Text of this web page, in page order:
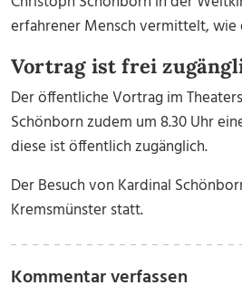
erfahrener Mensch vermittelt, wie
Vortrag ist frei
Der öffentliche Vortrag im
Schönborn zudem um 8.30 Uhr
diese ist öffentlich zugänglich.
Der Besuch von Kardinal
Kremsmünster statt.
Kommentar verfassen